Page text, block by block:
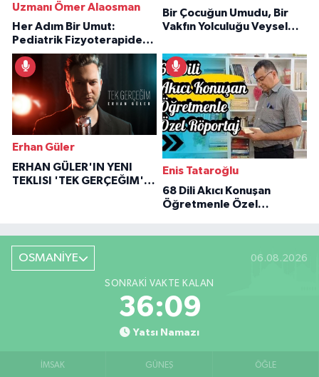
Uzmanı Ömer Alaosman
Her Adım Bir Umut:
Pediatrik Fizyoterapiden
İlham Veren Hikâyeler
Bir Çocuğun Umudu, Bir
Vakfın Yolculuğu Veysel
Erhan Güler
ERHAN GÜLER'IN YENI
TEKLISI 'TEK GERÇEĞIM'LE
Enis Tataroğlu
68 Dili Akıcı Konuşan
Öğretmenle Özel
OSMANİYE 06.08.2026
SONRAKI VAKTE KALAN
36:08
Yatsı Namazı
İMSAK GÜNEŞ ÖĞLE